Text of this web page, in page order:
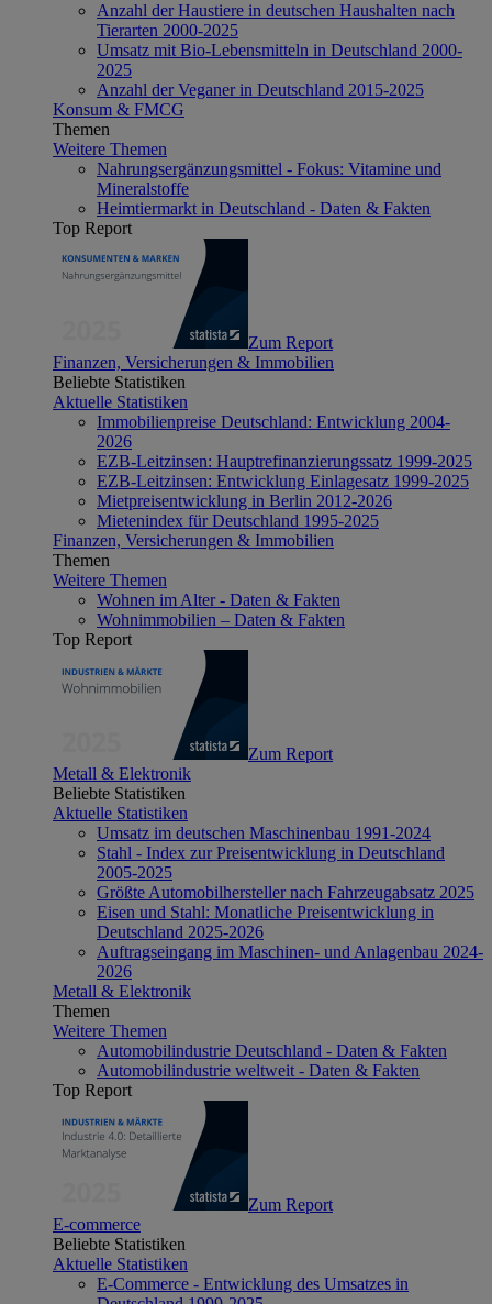
Anzahl der Haustiere in deutschen Haushalten nach
Tierarten 2000-2025
Umsatz mit Bio-Lebensmitteln in Deutschland 2000-
2025
Anzahl der Veganer in Deutschland 2015-2025
Konsum & FMCG
Themen
Weitere Themen
Nahrungsergänzungsmittel - Fokus: Vitamine und
Mineralstoffe
Heimtiermarkt in Deutschland - Daten & Fakten
Top Report
Zum Report
Finanzen, Versicherungen & Immobilien
Beliebte Statistiken
Aktuelle Statistiken
Immobilienpreise Deutschland: Entwicklung 2004-
2026
EZB-Leitzinsen: Hauptrefinanzierungssatz 1999-2025
EZB-Leitzinsen: Entwicklung Einlagesatz 1999-2025
Mietpreisentwicklung in Berlin 2012-2026
Mietenindex für Deutschland 1995-2025
Finanzen, Versicherungen & Immobilien
Themen
Weitere Themen
Wohnen im Alter - Daten & Fakten
Wohnimmobilien – Daten & Fakten
Top Report
Zum Report
Metall & Elektronik
Beliebte Statistiken
Aktuelle Statistiken
Umsatz im deutschen Maschinenbau 1991-2024
Stahl - Index zur Preisentwicklung in Deutschland
2005-2025
Größte Automobilhersteller nach Fahrzeugabsatz 2025
Eisen und Stahl: Monatliche Preisentwicklung in
Deutschland 2025-2026
Auftragseingang im Maschinen- und Anlagenbau 2024-
2026
Metall & Elektronik
Themen
Weitere Themen
Automobilindustrie Deutschland - Daten & Fakten
Automobilindustrie weltweit - Daten & Fakten
Top Report
Zum Report
E-commerce
Beliebte Statistiken
Aktuelle Statistiken
E-Commerce - Entwicklung des Umsatzes in